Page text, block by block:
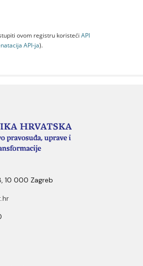
ovom registru koristeći API
API-jа).